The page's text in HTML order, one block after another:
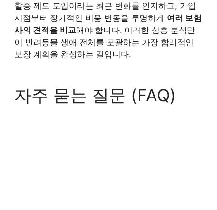
할증 제도 도입이라는 최근 변화를 인지하고, 가입
시점부터 장기적인 비용 변동을 투명하게 여러 보험
사의 견적을 비교해야 합니다. 이러한 심층 분석만
이 반려동물 생애 전체를 포괄하는 가장 합리적인
보장 계획을 완성하는 길입니다.
자주 묻는 질문 (FAQ)